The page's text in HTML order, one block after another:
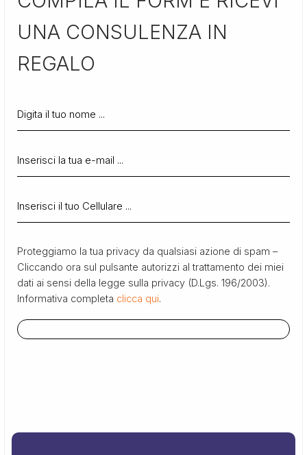
UNA CONSULENZA IN
REGALO
Proteggiamo la tua privacy da qualsiasi azione di spam –
Cliccando ora sul pulsante autorizzi al trattamento dei miei
dati ai sensi della legge sulla privacy (D.Lgs. 196/2003).
Informativa completa clicca qui.